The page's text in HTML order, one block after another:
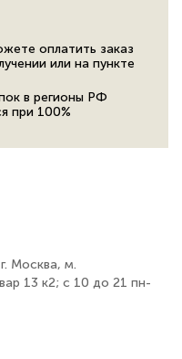
оплатить заказ
или на пункте
в регионы РФ
при 100%
Москва, м.
13 к2; с 10 до 21 пн-